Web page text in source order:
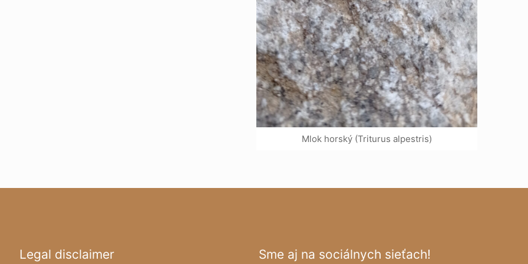
Mlok horský (Triturus alpestris)
Legal disclaimer Sme aj na sociálnych sieťach!